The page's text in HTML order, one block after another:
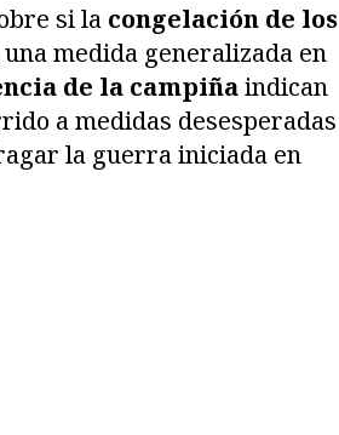
si la congelación de los
medida generalizada en
de la campiñaindican
a medidas desesperadas
la guerra iniciada en